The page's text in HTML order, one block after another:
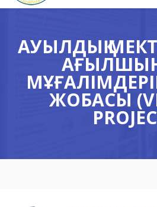
АУЫЛДЫҚ
АҒЫЛШЫН
ЖОБАСЫ